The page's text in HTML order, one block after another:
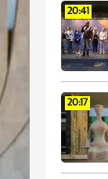
20:41
20:17